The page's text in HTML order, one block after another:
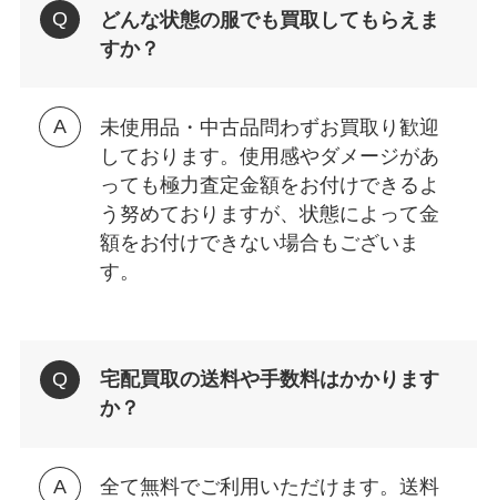
どんな状態の服でも買取してもらえま
すか？
未使用品・中古品問わずお買取り歓迎
しております。使用感やダメージがあ
っても極力査定金額をお付けできるよ
う努めておりますが、状態によって金
額をお付けできない場合もございま
す。
宅配買取の送料や手数料はかかります
か？
全て無料でご利用いただけます。送料